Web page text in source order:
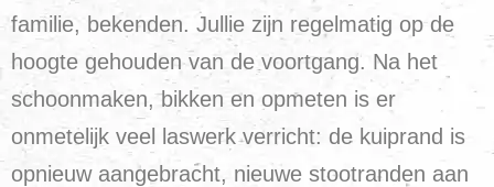
familie, bekenden. Jullie zijn regelmatig op de
hoogte gehouden van de voortgang. Na het
schoonmaken, bikken en opmeten is er
onmetelijk veel laswerk verricht: de kuiprand is
opnieuw aangebracht, nieuwe stootranden aan